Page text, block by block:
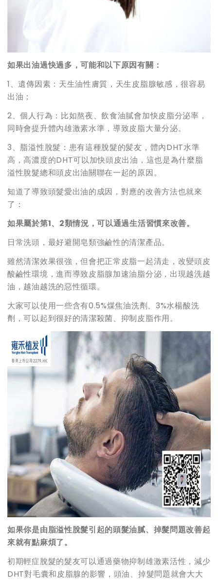
如果出油過快過多，可能和以下原因有關：
1、遺傳因素：天生油性膚質，天生皮脂腺敏感，很容易
出油；
2、個人行為：比如熬夜、飲食油膩會加快皮脂分泌率，
同時會提升體內雄激素水準，導致皮脂大量分泌。
3、脂溢性脫髮：患有這種脫髮的髪友，體內DHT水準
高，高濃度的DHT可以加快頭皮出油，這也是為什麼脂
溢性脫髮總和頭皮出油關聯在一起的原因。
知道了導致頭髮愛出油的成因，對應的改善方法也就來
了：
如果屬於第1、2類情況，可以通過生活習慣來改善。
日常洗頭，最好避開皂類強鹼性的清潔產品。
雖然清潔效果很強，但會把正常皮脂一起清走，改變頭皮
酸鹼性環境，進而導致皮脂腺加速油脂分泌，出現越洗越
油，越油越洗的惡性循環。
大家可以使用一些含有0.5%煤焦油洗劑、3%水楊酸洗
劑，可以起到很好的清潔殺菌、抑制皮脂作用。
如果你是由脂溢性脫髮引起的頭髮油膩、掉髮問題改善起
來就有點麻煩了。
初期輕症脫髮的髮友可以通過藥物抑制雄激素活性，減少
DHT對毛囊和皮脂腺的影響，頭油、掉髮問題就會大大